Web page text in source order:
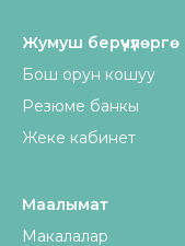
Жумуш берүүчүлөргө
Бош орун кошуу
Резюме банкы
Жеке кабинет
Маалымат
Макалалар